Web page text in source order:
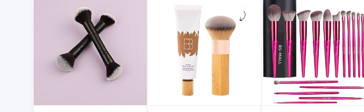
rubor, brocha para polvos,
brocha para sombras de
ojos, brocha para pestañas,
brocha para cejas, brocha
para difuminar
sombras de ojos, brocha
para pestañas, brocha para
cejas, brocha para difuminar
brocha para rubor, brocha
para polvos, brocha para
sombras de ojos, brocha
para pestañas, brocha para
cejas, brocha para difuminar